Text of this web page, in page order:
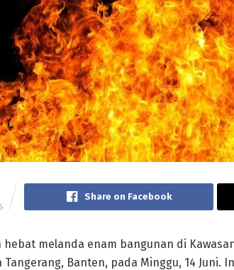
Share on Facebook
hebat melanda enam bangunan di
Tangerang, Banten, pada Minggu, 14